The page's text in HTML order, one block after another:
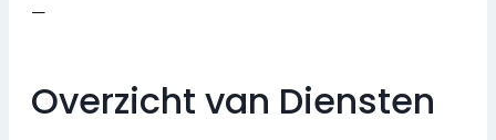
—
Overzicht van Diensten